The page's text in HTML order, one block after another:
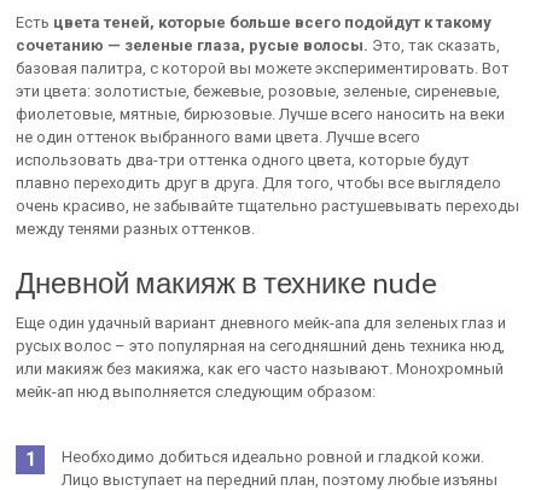
Есть цвета теней, которые больше всего подойдут к такому
сочетанию — зеленые глаза, русые волосы. Это, так сказать,
базовая палитра, с которой вы можете экспериментировать. Вот
эти цвета: золотистые, бежевые, розовые, зеленые, сиреневые,
фиолетовые, мятные, бирюзовые. Лучше всего наносить на веки
не один оттенок выбранного вами цвета. Лучше всего
использовать два-три оттенка одного цвета, которые будут
плавно переходить друг в друга. Для того, чтобы все выглядело
очень красиво, не забывайте тщательно растушевывать переходы
между тенями разных оттенков.
Дневной макияж в технике nude
Еще один удачный вариант дневного мейк-апа для зеленых глаз и
русых волос – это популярная на сегодняшний день техника нюд,
или макияж без макияжа, как его часто называют. Монохромный
мейк-ап нюд выполняется следующим образом:
Необходимо добиться идеально ровной и гладкой кожи.
Лицо выступает на передний план, поэтому любые изъяны